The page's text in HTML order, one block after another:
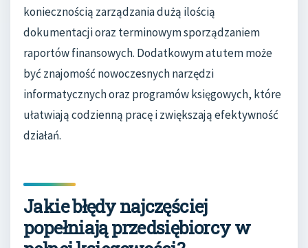
koniecznością zarządzania dużą ilością
dokumentacji oraz terminowym sporządzaniem
raportów finansowych. Dodatkowym atutem może
być znajomość nowoczesnych narzędzi
informatycznych oraz programów księgowych, które
ułatwiają codzienną pracę i zwiększają efektywność
działań.
Jakie błędy najczęściej
popełniają przedsiębiorcy w